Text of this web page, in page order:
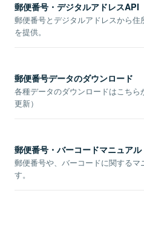
郵便番号・デジタルアドレスAPI
郵便番号とデジタルアドレスから
を提供。
郵便番号データのダウンロード
各種データのダウンロードはこちら
更新）
郵便番号・バーコードマニュアル
郵便番号や、バーコードに関するマ
す。